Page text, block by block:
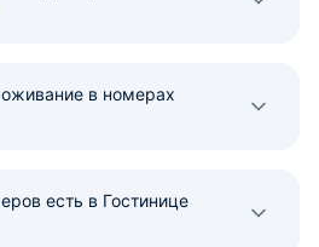
в номерах
есть в Гостинице